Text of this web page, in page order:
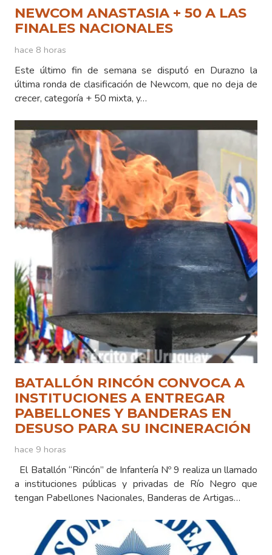
NEWCOM ANASTASIA + 50 A LAS
FINALES NACIONALES
hace 8 horas
Este último fin de semana se disputó en Durazno la
última ronda de clasificación de Newcom, que no deja de
crecer, categoría + 50 mixta, y…
BATALLÓN RINCÓN CONVOCA A
INSTITUCIONES A ENTREGAR
PABELLONES Y BANDERAS EN
DESUSO PARA SU INCINERACIÓN
hace 9 horas
El Batallón “Rincón” de Infantería Nº 9 realiza un llamado
a instituciones públicas y privadas de Río Negro que
tengan Pabellones Nacionales, Banderas de Artigas…